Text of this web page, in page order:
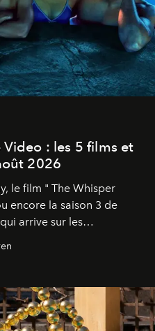
: les 5 films et
2026
le film " The Whisper
encore la saison 3 de
arrive sur les